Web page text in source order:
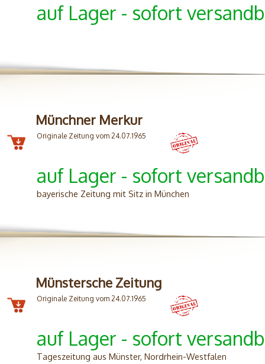
auf Lager - sofort
Münchner Merkur
Originale Zeitung vom 24.07.1965
auf Lager - sofort
bayerische Zeitung mit Sitz in München
Münstersche Zeitung
Originale Zeitung vom 24.07.1965
auf Lager - sofort
Tageszeitung aus Münster, Nordrhein-Westfalen